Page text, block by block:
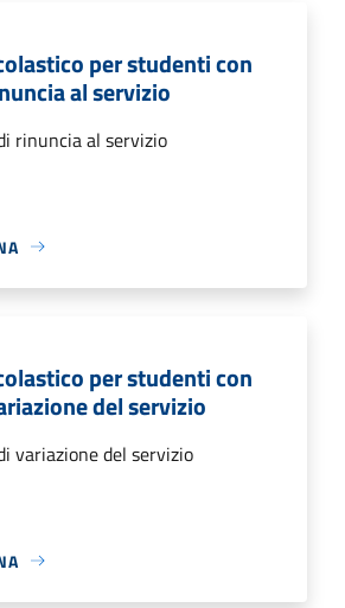
per studenti con
al servizio
rinuncia al servizio
per studenti con
del servizio
variazione del servizio